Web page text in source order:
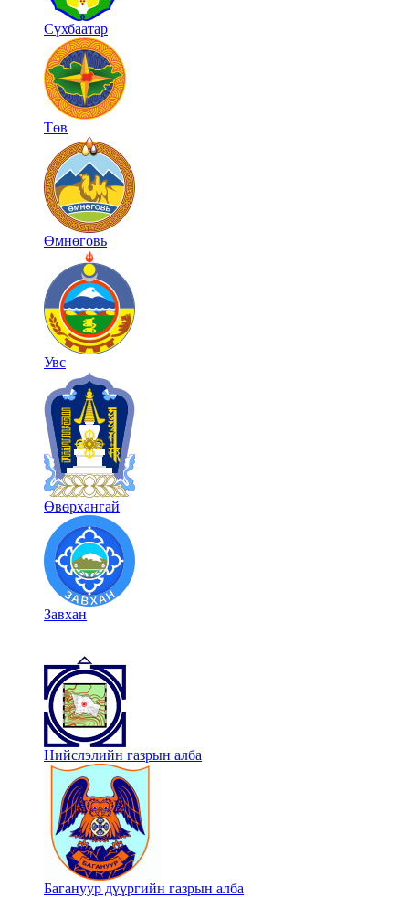
Сүхбаатар
Төв
Өмнөговь
Увс
Өвөрхангай
Завхан
Нийслэлийн газрын алба
Багануур дүүргийн газрын алба